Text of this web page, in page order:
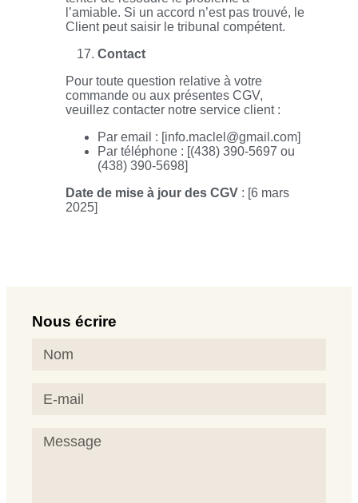
l’amiable. Si un accord n’est pas trouvé, le
Client peut saisir le tribunal compétent.
Contact
Pour toute question relative à votre
commande ou aux présentes CGV,
veuillez contacter notre service client :
Par email : [info.maclel@gmail.com]
Par téléphone : [(438) 390-5697 ou
(438) 390-5698]
Date de mise à jour des CGV : [6 mars
2025]
Nous écrire